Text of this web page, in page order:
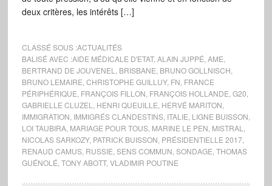
deux critères, les intérêts […]
CLASSÉ SOUS :ACTUALITÉS
BALISÉ AVEC :AIDE MÉDICALE D'ETAT, ALAIN JUPPÉ AME
BERTRAND DE JOUVENEL
BRISBANE BRUNO GOLLNISCH
BRUNO LEMAIRE CHRISTOPHE GUILLUY, FN FRANCE
PÉRIPHÉRIQUE FRANÇOIS FILLON FRANÇOIS HOLLANDE G20
GABRIELLE CLUZEL
HENRI QUEUILLE HERVÉ MARITON
IMMIGRATION IMMIGRÉS CLANDESTINS, ITALIE LIGNE BUISSON
LOI TAUBIRA, MARIAGE POUR TOUS, MARINE LE PEN MISTRAL
NICOLAS SARKOZY, PATRICK BUISSON PRÉSIDENTIELLE 2017,
RENAUD CAMUS, RUSSIE SENS COMMUN SONDAGE THOMAS
GUÉNOLÉ TONY ABOTT, VLADIMIR POUTINE